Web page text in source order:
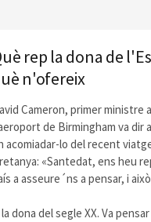
rep la dona de
n'ofereix
Cameron, primer ministre
de Birmingham va dir
acomiadar-lo del recent
«Santedat, ens heu
a asseure´ns a pensar, i
dona del segle XX. Va